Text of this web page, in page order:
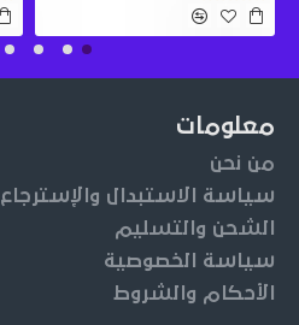
معلومات
من نحن
سياسة الاستبدال والإسترجاع
الشحن والتسليم
سياسة الخصوصية
الأحكام والشروط